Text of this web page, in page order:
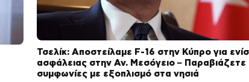
Τσελίκ: Αποστείλαμε F-16 στην Κύπρο για
ασφάλειας στην Αν. Μεσόγειο – Παραβιάζετε
συμφωνίες με εξοπλισμό στα νησιά